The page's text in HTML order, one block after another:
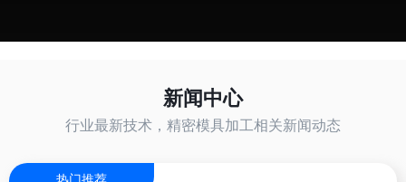
新闻中心
行业最新技术，精密模具加工相关新闻动态
热门推荐